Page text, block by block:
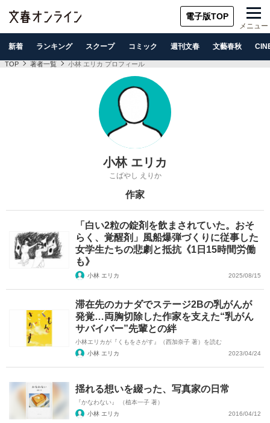
電子版TOP
メニュー
新着 ランキング スクープ コミック 週刊文春 文藝春秋
TOP 著者一覧 小林 エリカ プロフィール
小林 エリカ
こばやし えりか
作家
「白い2粒の錠剤を飲まされていた。おそ
らく、覚醒剤」風船爆弾づくりに従事した
女学生たちの悲劇と抵抗《1日15時間労働
も》
小林 エリカ 2025/08/15
滞在先のカナダでステージ2Bの乳がんが
発覚…両胸切除した作家を支えた“乳がん
サバイバー”先輩との絆
小林エリカが『くもをさがす』（西加奈子 著）を読む
小林 エリカ
2023/04/24
揺れる想いを綴った、写真家の日常
『かなわない』 （植本一子 著）
小林 エリカ
2016/04/12